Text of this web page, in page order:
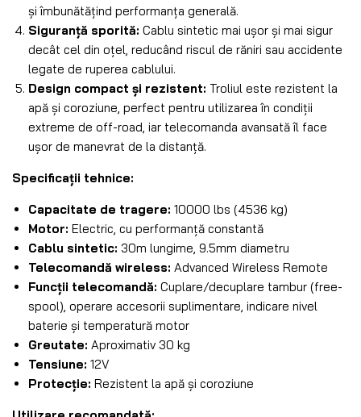
și îmbunătățind performanța generală.
Siguranță sporită: Cablu sintetic mai ușor și mai sigur
decât cel din oțel, reducând riscul de răniri sau accidente
legate de ruperea cablului.
Design compact și rezistent: Troliul este rezistent la
apă și coroziune, perfect pentru utilizarea în condiții
extreme de off-road, iar telecomanda avansată îl face
ușor de manevrat de la distanță.
Specificații tehnice:
Capacitate de tragere: 10000 lbs (4536 kg)
Motor: Electric, cu performanță constantă
Cablu sintetic: 30m lungime, 9.5mm diametru
Telecomandă wireless: Advanced Wireless Remote
Funcții telecomandă: Cuplare/decuplare tambur (free-
spool), operare accesorii suplimentare, indicare nivel
baterie și temperatură motor
Greutate: Aproximativ 30 kg
Tensiune: 12V
Protecție: Rezistent la apă și coroziune